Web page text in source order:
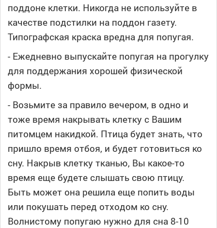
поддоне клетки. Никогда не используйте в
качестве подстилки на поддон газету.
Типографская краска вредна для попугая.
- Ежедневно выпускайте попугая на прогулку
для поддержания хорошей физической
формы.
- Возьмите за правило вечером, в одно и
тоже время накрывать клетку с Вашим
питомцем накидкой. Птица будет знать, что
пришло время отбоя, и будет готовиться ко
сну. Накрыв клетку тканью, Вы какое-то
время еще будете слышать свою птицу.
Быть может она решила еще попить воды
или покушать перед отходом ко сну.
Волнистому попугаю нужно для сна 8-10